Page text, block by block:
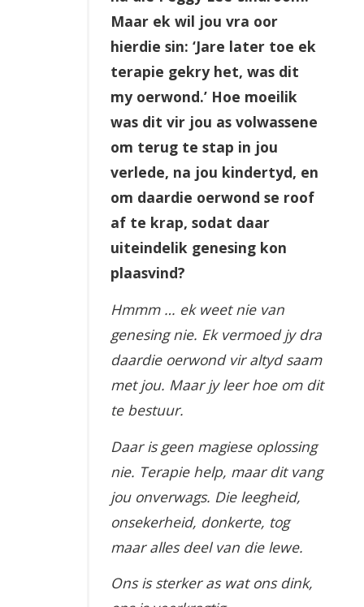
Maar ek wil jou vra oor
hierdie sin: ‘Jare later toe ek
terapie gekry het, was dit
my oerwond.’ Hoe moeilik
was dit vir jou as volwassene
om terug te stap in jou
verlede, na jou kindertyd, en
om daardie oerwond se roof
af te krap, sodat daar
uiteindelik genesing kon
plaasvind?
Hmmm … ek weet nie van
genesing nie. Ek vermoed jy dra
daardie oerwond vir altyd saam
met jou. Maar jy leer hoe om dit
te bestuur.
Daar is geen magiese oplossing
nie. Terapie help, maar dit vang
jou onverwags. Die leegheid,
onsekerheid, donkerte, tog
maar alles deel van die lewe.
Ons is sterker as wat ons dink,